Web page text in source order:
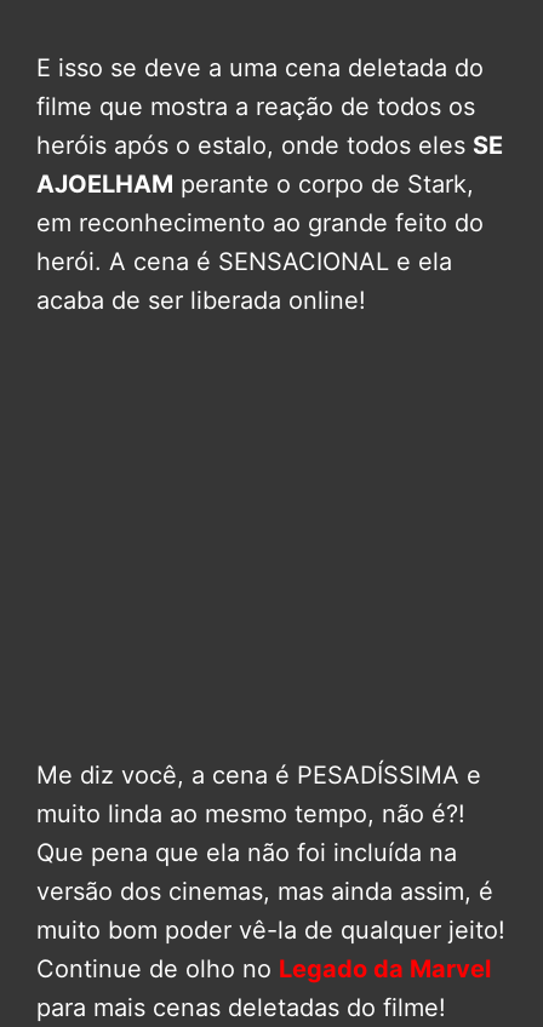
E isso se deve a uma cena deletada do
filme que mostra a reação de todos os
heróis após o estalo, onde todos eles SE
AJOELHAM perante o corpo de Stark,
em reconhecimento ao grande feito do
herói. A cena é SENSACIONAL e ela
acaba de ser liberada online!
Me diz você, a cena é PESADÍSSIMA e
muito linda ao mesmo tempo, não é?!
Que pena que ela não foi incluída na
versão dos cinemas, mas ainda assim, é
muito bom poder vê-la de qualquer jeito!
Continue de olho no Legado da Marvel
para mais cenas deletadas do filme!